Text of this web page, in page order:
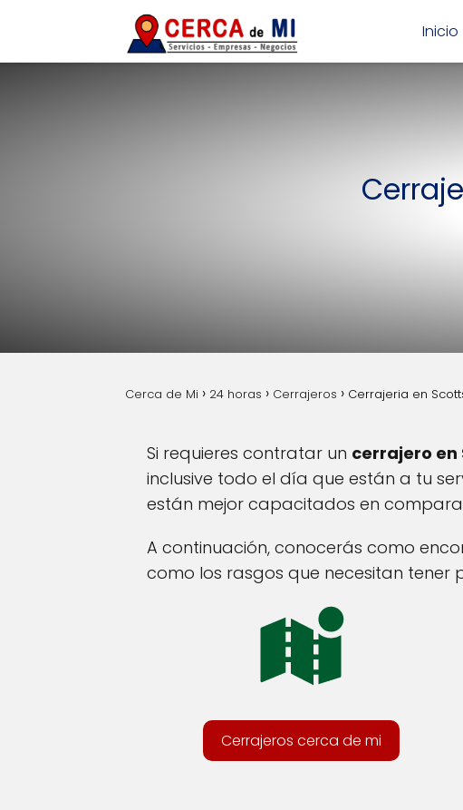
Inicio
Cerca de Mi 24 horas Cerrajeros Cerrajeria en
Si requieres contratar un cerrajero en
inclusive todo el día que están a tu
están mejor capacitados en
A continuación, conocerás como
como los rasgos que necesitan tener
Cerrajeros cerca de mi